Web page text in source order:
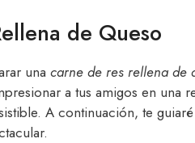
de Queso
una carne de res rellena de
a tus amigos en una
A continuación, te